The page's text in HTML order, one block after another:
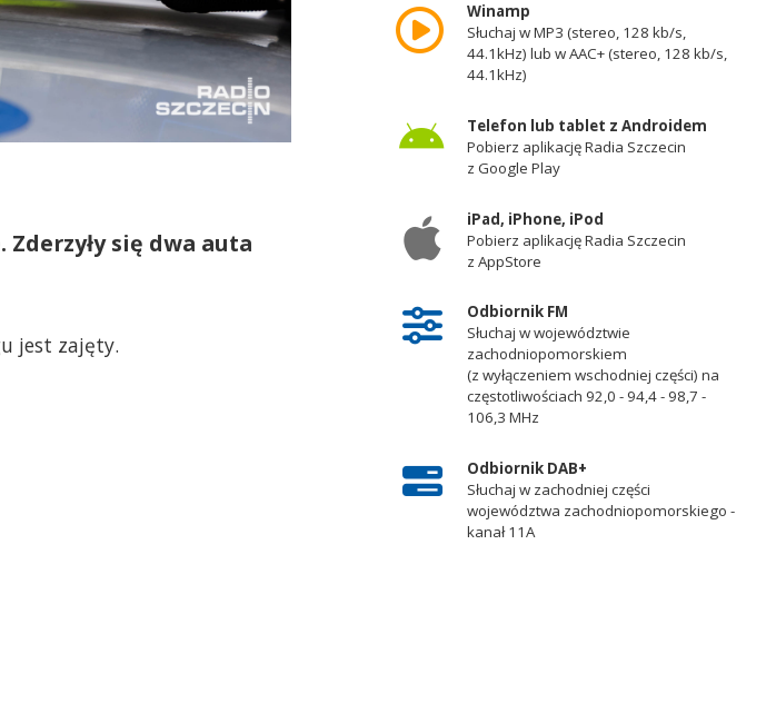
się dwa auta
jest zajęty.
Winamp
Słuchaj w MP3 (stereo, 128 kb/s,
44.1kHz) lub w AAC+ (stereo, 128 kb/s,
44.1kHz)
Telefon lub tablet z Androidem
Pobierz aplikację Radia Szczecin
z Google Play
iPad, iPhone, iPod
Pobierz aplikację Radia Szczecin
z AppStore
Odbiornik FM
Słuchaj w województwie
zachodniopomorskiem
(z wyłączeniem wschodniej części) na
częstotliwościach 92,0 - 94,4 - 98,7 -
106,3 MHz
Odbiornik DAB+
Słuchaj w zachodniej części
województwa zachodniopomorskiego -
kanał 11A